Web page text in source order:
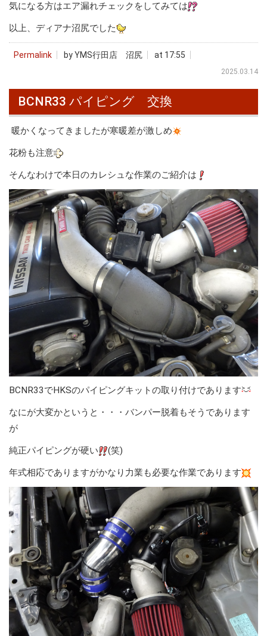
気になる方はエア漏れチェックをしてみては
以上、ディアナ沼尻でした
Permalink by YMS行田店 沼尻 at 17:55
2025.03.14
BCNR33 パイピング 交換
暖かくなってきましたが寒暖差が激しめ
花粉も注意
そんなわけで本日のカレシュな作業のご紹介は
BCNR33でHKSのパイピングキットの取り付けであります
なにが大変かというと・・・バンパー脱着もそうであります
が
純正パイピングが硬い (笑)
年式相応でありますがかなり力業も必要な作業であります